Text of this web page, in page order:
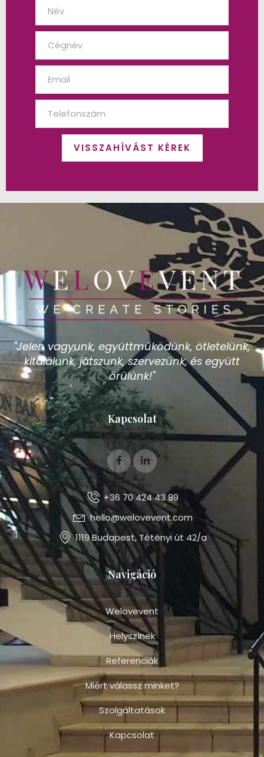
VISSZAHÍVÁST KÉREK
"Jelen vagyunk, együttműködünk, ötletelünk,
kitalálunk, játszunk, szervezünk, és együtt
örülünk!"
Kapcsolat
+36 70 424 43 89
hello@welovevent.com
1119 Budapest, Tétényi út 42/a
Navigáció
Welovevent
Helyszínek
Referenciák
Miért válassz minket?
Szolgáltatások
Kapcsolat